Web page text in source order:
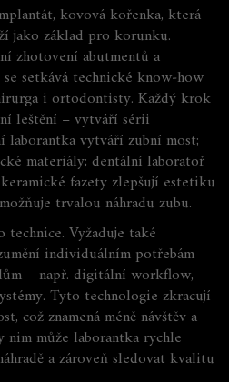
, kovová kořenka, která
jako základ pro korunku.
zhotovení abutmentů a
setkává technické know‑how
i ortodontisty. Každý krok
leštění – vytváří sérii
laborantkavytváří zubní most;
materiály; dentální laboratoř
fazetyzlepšují estetiku
trvalou náhradu zubu.
technice. Vyžaduje také
individuálním potřebám
– např. digitální workflow,
Tyto technologie zkracují
což znamená méně návštěv a
může laborantka rychle
a zároveň sledovat kvalitu